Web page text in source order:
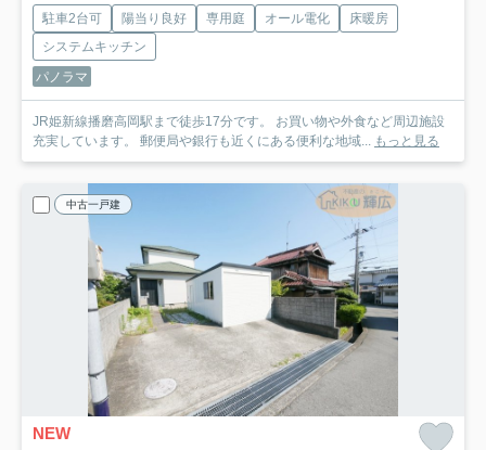
駐車2台可 陽当り良好 専用庭 オール電化
床暖房
システムキッチン
パノラマ
JR姫新線播磨高岡駅まで徒歩17分です。 お買い物や外食など周辺施設
充実しています。 郵便局や銀行も近くにある便利な地域...
もっと見る
中古一戸建
NEW